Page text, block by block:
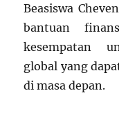
Beasiswa
bantuan
kesempatan
global yang
di masa depan.